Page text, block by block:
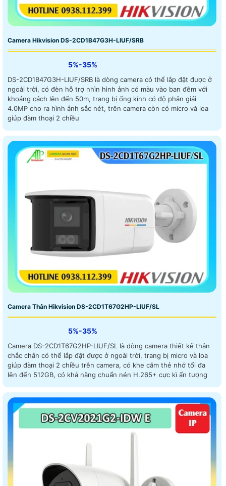
Camera Hikvision DS-2CD1B47G3H-LIUF/SRB
5%-35%
DS-2CD1B47G3H-LIUF/SRB là dòng camera có thể lắp đặt được ở
ngoài trời, có đèn hỗ trợ nhìn hình ảnh có màu vào ban đêm với
khoảng cách lên đến 50m, trang bị ống kính có độ phân giải
4.0MP cho ra hình ảnh sắc nét, trên camera còn có micro và loa
giúp đàm thoại 2 chiều
Camera Thân Hikvision DS-2CD1T67G2HP-LIUF/SL
5%-35%
Camera DS-2CD1T67G2HP-LIUF/SL là dòng camera thiết kế thân
chắc chắn có thể lắp đặt được ở ngoài trời, trang bị micro và loa
giúp đàm thoại 2 chiều trên camera, có khe cắm thẻ nhớ tối đa
lên đến 512GB, có khả năng chuẩn nén H.265+ cực kì ấn tượng